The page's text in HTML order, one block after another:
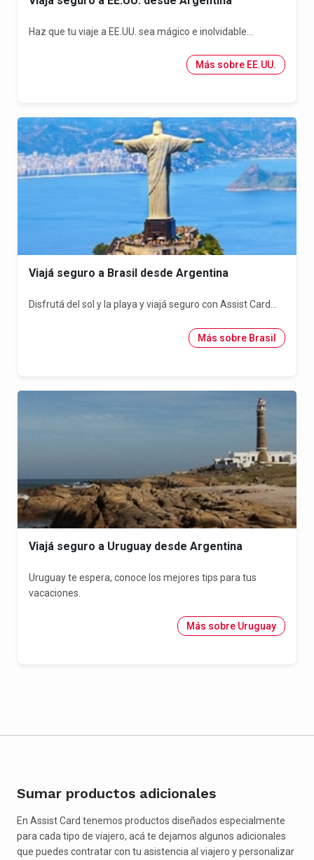
Haz que tu viaje a EE.UU. sea mágico e inolvidable...
Más sobre EE.UU.
Viajá seguro a Brasil desde Argentina
Disfrutá del sol y la playa y viajá seguro con Assist Card...
Más sobre Brasil
Viajá seguro a Uruguay desde Argentina
Uruguay te espera, conoce los mejores tips para tus
vacaciones.
Más sobre Uruguay
Sumar productos adicionales
En Assist Card tenemos productos diseñados especialmente
para cada tipo de viajero, acá te dejamos algunos adicionales
que puedes contratar con tu asistencia al viajero y personalizar